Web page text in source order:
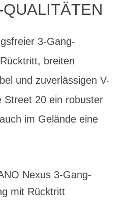
3-Gang-
breiten
und zuverlässigen V-
Street 20 ein robuster
im Gelände eine
Nexus 3-Gang-
mit Rücktritt